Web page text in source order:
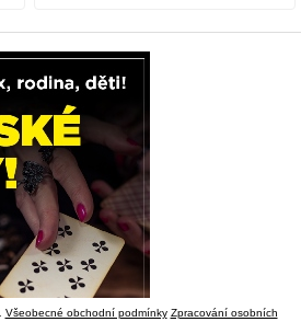
Všeobecné obchodní podmínky Zpracování osobních